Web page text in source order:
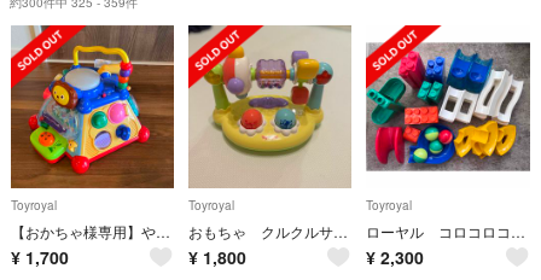
Toyroyal
【おかちゃ様専用】やみつきボックス 知育玩具
¥ 1,700
Toyroyal
おもちゃ クルクルサウンド
¥ 1,800
Toyroyal
ローヤル コロコロコースター
¥ 2,300